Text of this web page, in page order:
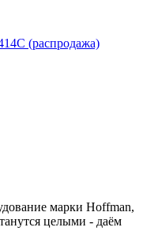
(распродажа)
марки Hoffman,
целыми - даём